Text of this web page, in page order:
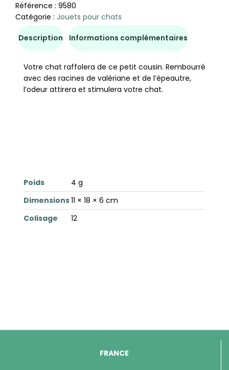
Référence : 9580
Catégorie : Jouets pour chats
Description Informations complémentaires
Votre chat raffolera de ce petit cousin. Rembourré
avec des racines de valériane et de l’épeautre,
l’odeur attirera et stimulera votre chat.
Poids
4 g
Dimensions11 × 18 × 6 cm
Colisage
12
FRANCE